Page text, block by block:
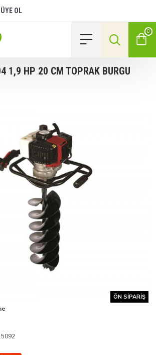
ÜYE OL
0
1,9 HP 20 CM TOPRAK BURGU
ÖN SIPARIŞ